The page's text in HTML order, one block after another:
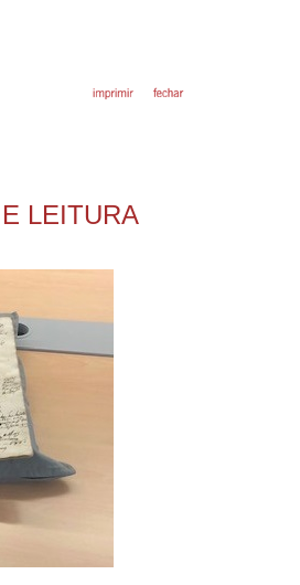
LEITURA